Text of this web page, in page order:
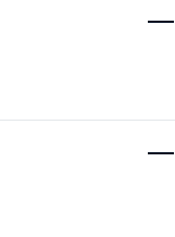
—
—